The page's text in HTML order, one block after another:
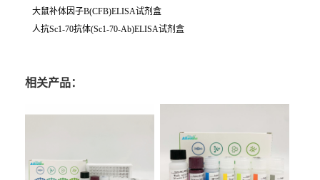
大鼠补体因子B(CFB)ELISA试剂盒
人抗Sc1-70抗体(Sc1-70-Ab)ELISA试剂盒
相关产品：